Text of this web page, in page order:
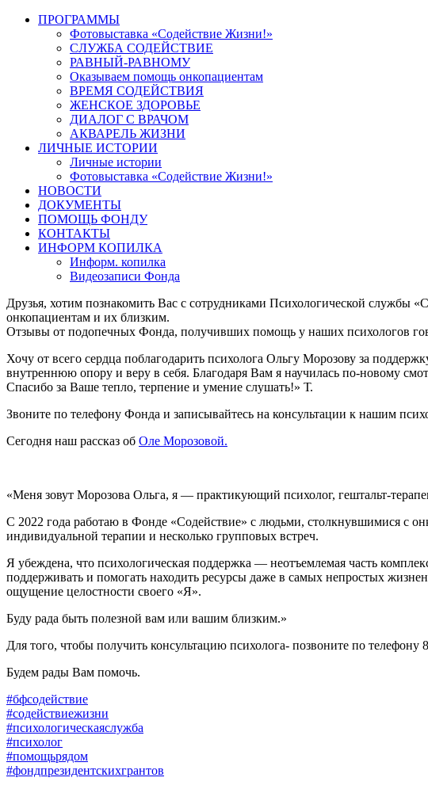
ПРОГРАММЫ
Фотовыставка «Содействие Жизни!»
СЛУЖБА СОДЕЙСТВИЕ
РАВНЫЙ-РАВНОМУ
Оказываем помощь онкопациентам
ВРЕМЯ СОДЕЙСТВИЯ
ЖЕНСКОЕ ЗДОРОВЬЕ
ДИАЛОГ С ВРАЧОМ
АКВАРЕЛЬ ЖИЗНИ
ЛИЧНЫЕ ИСТОРИИ
Личные истории
Фотовыставка «Содействие Жизни!»
НОВОСТИ
ДОКУМЕНТЫ
ПОМОЩЬ ФОНДУ
КОНТАКТЫ
ИНФОРМ КОПИЛКА
Информ. копилка
Видеозаписи Фонда
Друзья, хотим познакомить Вас с сотрудниками Психологической
онкопациентам и их близким.
Отзывы от подопечных Фонда, получивших помощь у наших психологов
Хочу от всего сердца поблагодарить психолога Ольгу Морозову за
внутреннюю опору и веру в себя. Благодаря Вам я научилась по-новому
Спасибо за Ваше тепло, терпение и умение слушать!» Т.
Звоните по телефону Фонда и записывайтесь на консультации к нашим
Сегодня наш рассказ об Оле Морозовой.
«Меня зовут Морозова Ольга, я — практикующий психолог, гештальт-
С 2022 года работаю в Фонде «Содействие» с людьми, столкнувшимися с
индивидуальной терапии и несколько групповых встреч.
Я убеждена, что психологическая поддержка — неотъемлемая часть
поддерживать и помогать находить ресурсы даже в самых непростых
ощущение целостности своего «Я».
Буду рада быть полезной вам или вашим близким.»
Для того, чтобы получить консультацию психолога- позвоните по телефону
Будем рады Вам помочь.
#бфсодействие
#содействиежизни
#психологическаяслужба
#психолог
#помощьрядом
#фондпрезидентскихгрантов